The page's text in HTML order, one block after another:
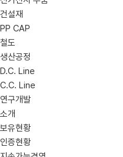
건설재
PP CAP
철도
생산공정
D.C. Line
C.C. Line
연구개발
소개
보유현황
인증현황